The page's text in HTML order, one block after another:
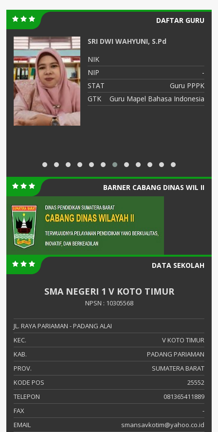
DAFTAR GURU
SRI DWI WAHYUNI, S.Pd
NIK
NIP
-
STAT
Guru PPPK
GTK
Guru Mapel Bahasa Indonesia
BARNER CABANG DINAS WIL II
DATA SEKOLAH
SMA NEGERI 1 V KOTO TIMUR
NPSN : 10305568
JL. RAYA PARIAMAN - PADANG ALAI
KEC.
V KOTO TIMUR
KAB.
PADANG PARIAMAN
PROV.
SUMATERA BARAT
KODE POS
25552
TELEPON
081365411889
FAX
-
EMAIL
smansavkotim@yahoo.co.id